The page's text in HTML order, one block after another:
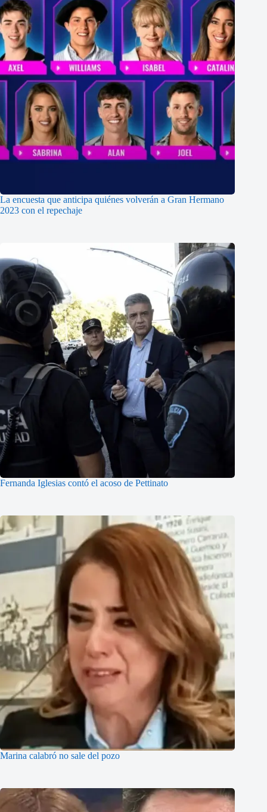
La encuesta que anticipa quiénes volverán a Gran Hermano
2023 con el repechaje
Fernanda Iglesias contó el acoso de Pettinato
Marina calabró no sale del pozo